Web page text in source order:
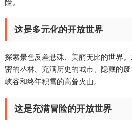
险。
这是多元化的开放世界
探索景色反差悬殊、美丽无比的世界
密的丛林、充满历史的城市、隐藏的
峡谷和终年积雪的高耸火山。
这是充满冒险的开放世界